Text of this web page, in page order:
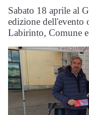
Sabato 18 aprile al
edizione dell'evento
Labirinto, Comune